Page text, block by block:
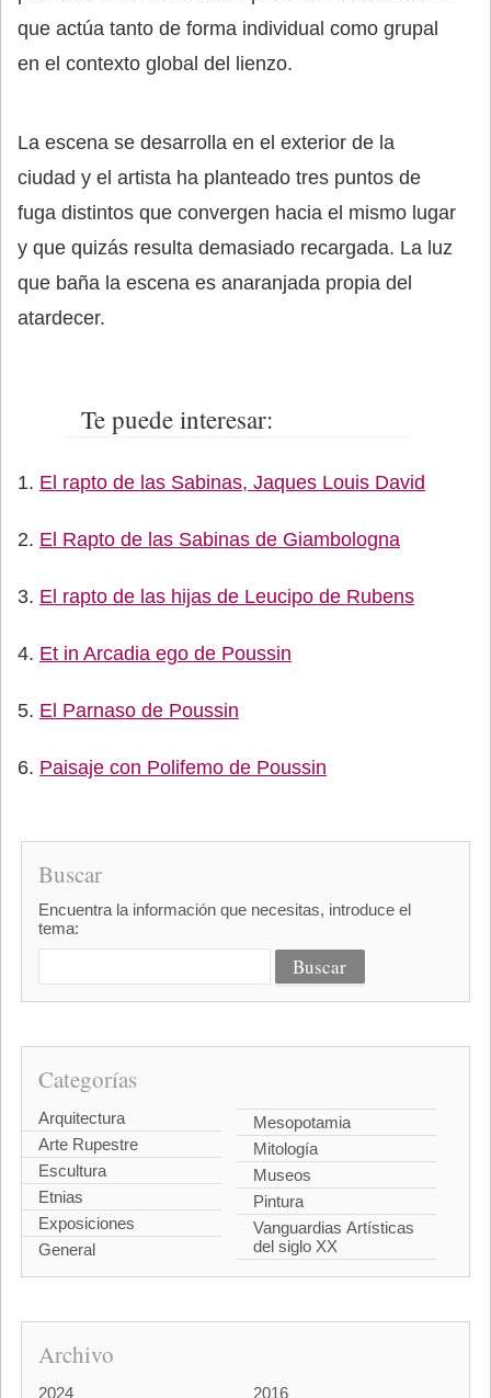
que actúa tanto de forma individual como grupal
en el contexto global del lienzo.
La escena se desarrolla en el exterior de la
ciudad y el artista ha planteado tres puntos de
fuga distintos que convergen hacia el mismo lugar
y que quizás resulta demasiado recargada. La luz
que baña la escena es anaranjada propia del
atardecer.
Te puede interesar:
El rapto de las Sabinas, Jaques Louis David
El Rapto de las Sabinas de Giambologna
El rapto de las hijas de Leucipo de Rubens
Et in Arcadia ego de Poussin
El Parnaso de Poussin
Paisaje con Polifemo de Poussin
Buscar
Encuentra la información que necesitas, introduce el
tema:
Categorías
Arquitectura
Arte Rupestre
Escultura
Etnias
Exposiciones
General
Mesopotamia
Mitología
Museos
Pintura
Vanguardias Artísticas
del siglo XX
Archivo
2024 2016